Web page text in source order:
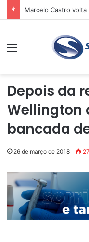
Menu
Depois da
Wellington
bancada
26 de março de 2018